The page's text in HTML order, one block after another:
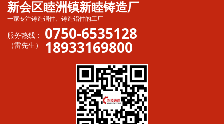
新会区睦洲镇新睦铸造厂
一家专注铸造铜件、铸造铝件的工厂
服务热线：
（雷先生）
0750-6535128
18933169800